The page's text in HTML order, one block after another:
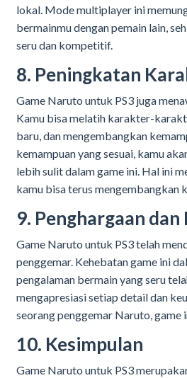
lokal. Mode multiplayer ini
bermainmu dengan pemain lain,
seru dan kompetitif.
8. Peningkatan
Game Naruto untuk PS3 juga
Kamu bisa melatih karakter-
baru, dan mengembangkan
kemampuan yang sesuai, kamu
lebih sulit dalam game ini. Hal ini
kamu bisa terus
9. Penghargaan
Game Naruto untuk PS3 telah
penggemar. Kehebatan game ini
pengalaman bermain yang seru
mengapresiasi setiap detail dan
seorang penggemar Naruto,
10. Kesimpulan
Game Naruto untuk PS3